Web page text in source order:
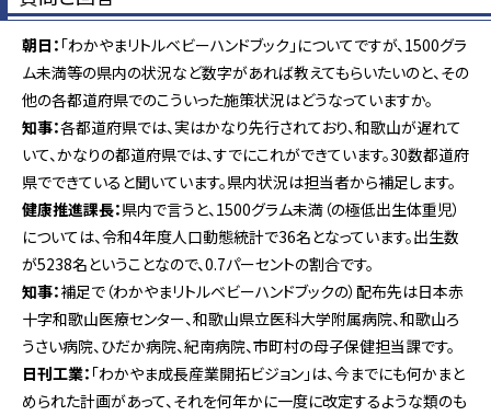
朝日： 「わかやまリトルベビーハンドブック」についてですが、1500グラ
ム未満等の県内の状況など数字があれば教えてもらいたいのと、その
他の各都道府県でのこういった施策状況はどうなっていますか。
知事：各都道府県では、実はかなり先行されており、和歌山が遅れて
いて、かなりの都道府県では、すでにこれができています。30数都道府
県でできていると聞いています。県内状況は担当者から補足します。
健康推進課長：県内で言うと、1500グラム未満（の極低出生体重児）
については、令和4年度人口動態統計で36名となっています。出生数
が5238名ということなので、0.7パーセントの割合です。
知事：補足で（わかやまリトルベビーハンドブックの）配布先は日本赤
十字和歌山医療センター、和歌山県立医科大学附属病院、和歌山ろ
うさい病院、ひだか病院、紀南病院、市町村の母子保健担当課です。
日刊工業： 「わかやま成長産業開拓ビジョン」は、今までにも何かまと
められた計画があって、それを何年かに一度に改定するような類のも